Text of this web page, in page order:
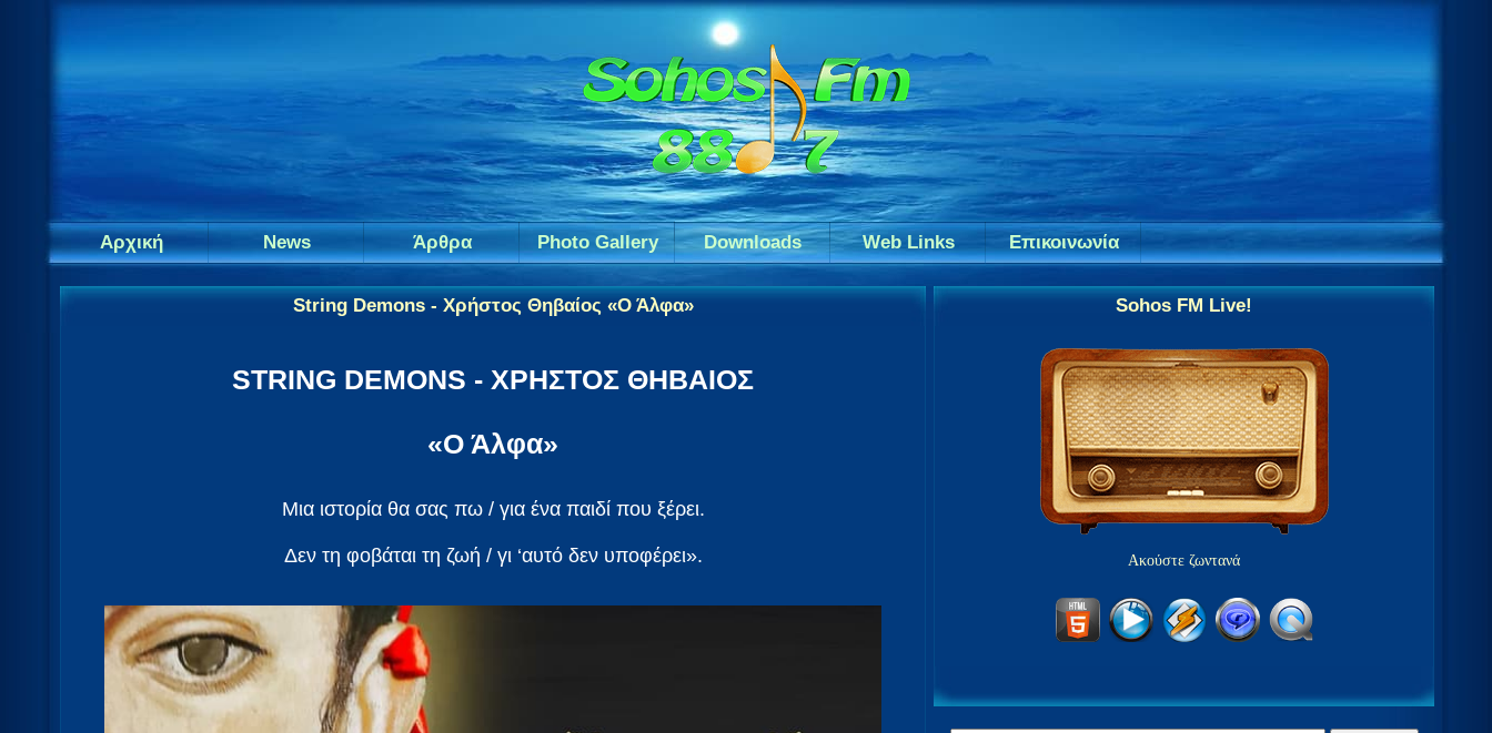
Αρχική News Άρθρα Photo Gallery Downloads Web Links Επικοινωνία
String Demons - Χρήστος Θηβαίος «Ο Άλφα»
STRING DEMONS - ΧΡΗΣΤΟΣ ΘΗΒΑΙΟΣ
«Ο Άλφα»
Μια ιστορία θα σας πω / για ένα παιδί που ξέρει.
Δεν τη φοβάται τη ζωή / γι ‘αυτό δεν υποφέρει».
Sohos FM Live!
Ακούστε ζωντανά